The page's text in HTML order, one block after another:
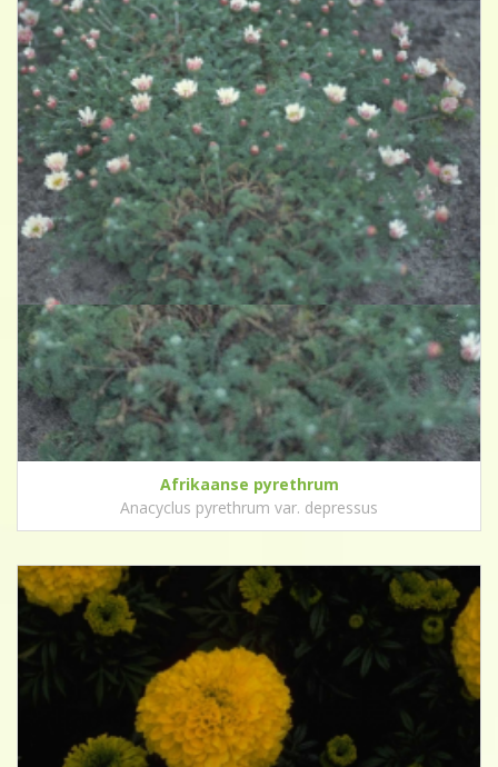
Afrikaanse pyrethrum
Anacyclus pyrethrum var. depressus